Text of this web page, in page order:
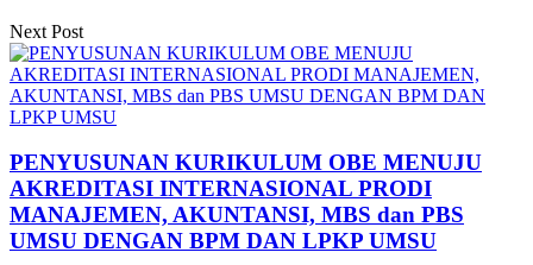
Next Post
PENYUSUNAN KURIKULUM OBE MENUJU
AKREDITASI INTERNASIONAL PRODI
MANAJEMEN, AKUNTANSI, MBS dan PBS
UMSU DENGAN BPM DAN LPKP UMSU